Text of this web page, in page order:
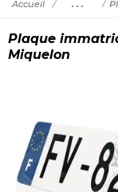
Accueil ...
Plaque
Miquelon